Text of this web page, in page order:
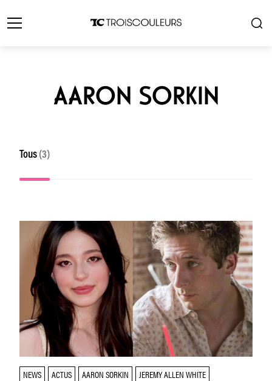
AARON SORKIN
Tous (3)
NEWS ACTUS AARON SORKIN
JEREMY ALLEN WHITE